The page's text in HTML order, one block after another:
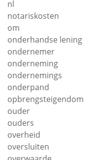
nl
notariskosten
om
onderhandse lening
ondernemer
onderneming
ondernemings
onderpand
opbrengsteigendom
ouder
ouders
overheid
oversluiten